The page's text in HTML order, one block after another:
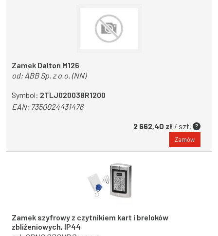
Zamek Dalton M126
od: ABB Sp. z o.o. (NN)
Symbol: 2TLJ020038R1200
EAN: 7350024431476
2 662,40 zł / szt.
Zamów
Zamek szyfrowy z czytnikiem kart i breloków
zbliżeniowych, IP44